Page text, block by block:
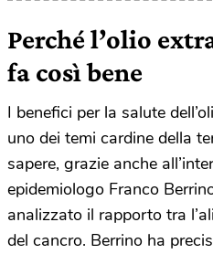
Perché l’olio
fa così bene
I benefici per la salute
uno dei temi cardine della
sapere, grazie anche
epidemiologo Franco
analizzato il rapporto tra
del cancro. Berrino ha